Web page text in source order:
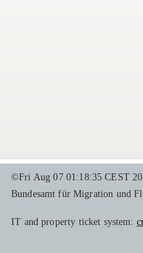
©Fri Aug 07 01:18:35 CEST
Bundesamt für Migration und
IT and property ticket system: